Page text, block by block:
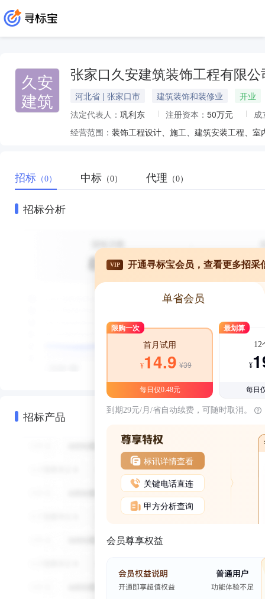
久安
建筑
张家口久安建筑装饰工程有限公
河北省 | 张家口市 建筑装饰和装修业
开业
法定代表人： 巩利东 注册资本： 50万元
成
经营范围：
招标 （0） 中标 （0） 代理 （0）
招标分析
招标产品
VIP 开通寻标宝会员，查看更多招采
单省会员
限购一次
首月试用
¥14.9 ¥39
每日仅0.48元
最划算
12
¥
每日
到期29元/月/省自动续费，可随时取消。
标讯详情查看
关键电话直连
甲方分析查询
会员尊享权益